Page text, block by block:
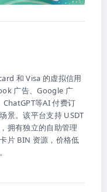
和 Visa 的虚拟信用
广告、Google 广
等AI 付费订
景。该平台支持 USDT
拥有独立的自助管理
片 BIN 资源，价格低